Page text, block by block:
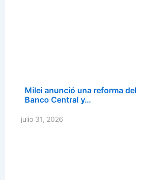
Milei anunció una reforma del
Banco Central y…
julio 31, 2026